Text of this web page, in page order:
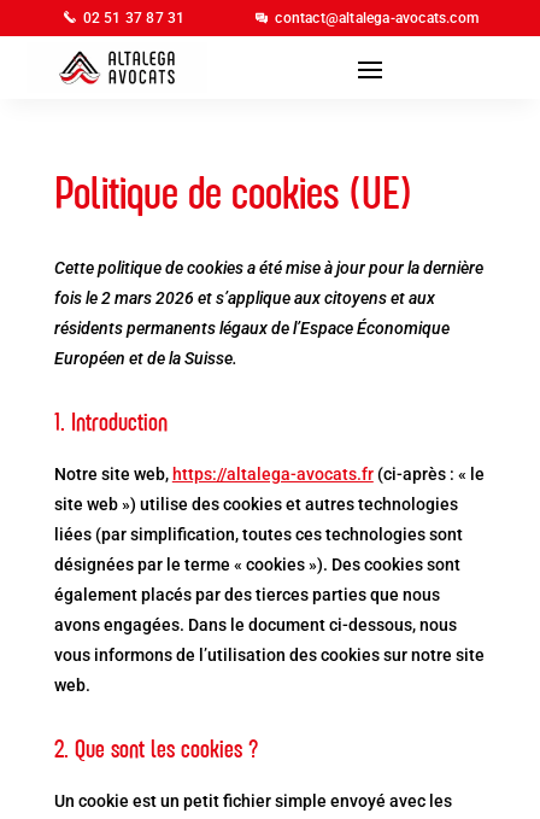
02 51 37 87 31 contact@altalega-avocats.com
Politique de cookies (UE)
Cette politique de cookies a été mise à jour pour la dernière
fois le 2 mars 2026 et s’applique aux citoyens et aux
résidents permanents légaux de l’Espace Économique
Européen et de la Suisse.
1. Introduction
Notre site web, https://altalega-avocats.fr(ci-après : « le
site web ») utilise des cookies et autres technologies
liées (par simplification, toutes ces technologies sont
désignées par le terme « cookies »). Des cookies sont
également placés par des tierces parties que nous
avons engagées. Dans le document ci-dessous, nous
vous informons de l’utilisation des cookies sur notre site
web.
2. Que sont les cookies ?
Un cookie est un petit fichier simple envoyé avec les